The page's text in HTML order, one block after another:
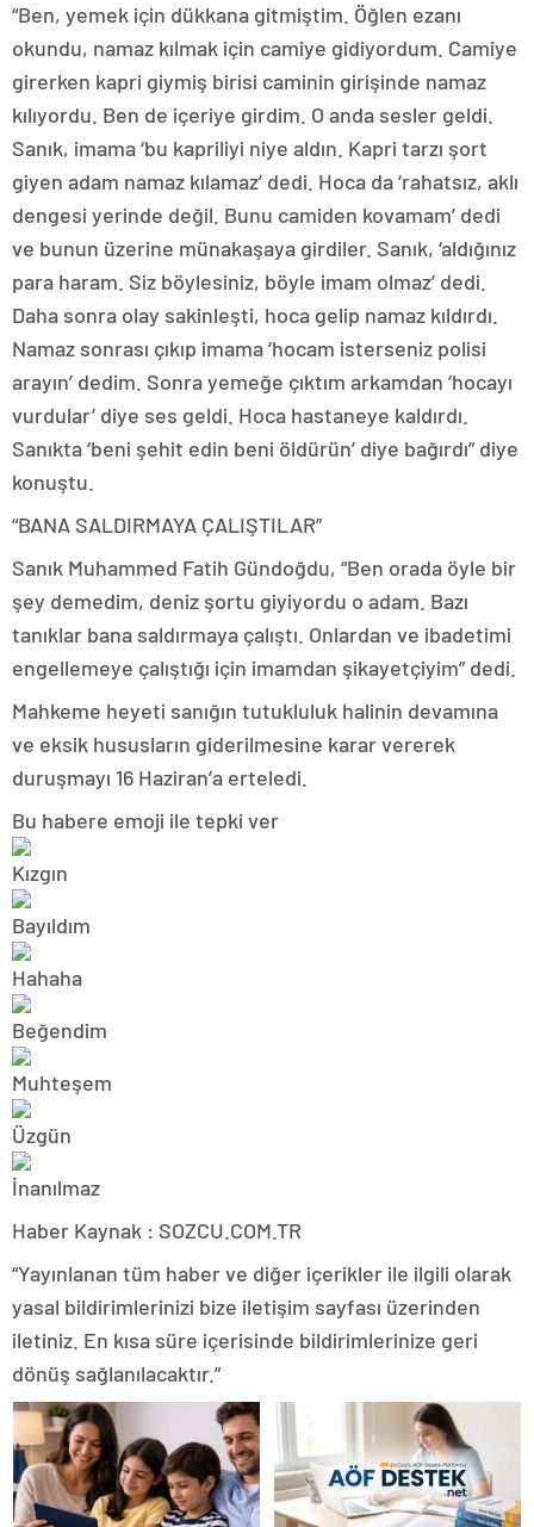
“Ben, yemek için dükkana gitmiştim. Öğlen ezanı
okundu, namaz kılmak için camiye gidiyordum. Camiye
girerken kapri giymiş birisi caminin girişinde namaz
kılıyordu. Ben de içeriye girdim. O anda sesler geldi.
Sanık, imama ‘bu kapriliyi niye aldın. Kapri tarzı şort
giyen adam namaz kılamaz’ dedi. Hoca da ‘rahatsız, aklı
dengesi yerinde değil. Bunu camiden kovamam’ dedi
ve bunun üzerine münakaşaya girdiler. Sanık, ‘aldığınız
para haram. Siz böylesiniz, böyle imam olmaz’ dedi.
Daha sonra olay sakinleşti, hoca gelip namaz kıldırdı.
Namaz sonrası çıkıp imama ‘hocam isterseniz polisi
arayın’ dedim. Sonra yemeğe çıktım arkamdan ‘hocayı
vurdular’ diye ses geldi. Hoca hastaneye kaldırdı.
Sanıkta ‘beni şehit edin beni öldürün’ diye bağırdı” diye
konuştu.
“BANA SALDIRMAYA ÇALIŞTILAR”
Sanık Muhammed Fatih Gündoğdu, “Ben orada öyle bir
şey demedim, deniz şortu giyiyordu o adam. Bazı
tanıklar bana saldırmaya çalıştı. Onlardan ve ibadetimi
engellemeye çalıştığı için imamdan şikayetçiyim” dedi.
Mahkeme heyeti sanığın tutukluluk halinin devamına
ve eksik hususların giderilmesine karar vererek
duruşmayı 16 Haziran’a erteledi.
Bu habere emoji ile tepki ver
Haber Kaynak : SOZCU.COM.TR
“Yayınlanan tüm haber ve diğer içerikler ile ilgili olarak
yasal bildirimlerinizi bize iletişim sayfası üzerinden
iletiniz. En kısa süre içerisinde bildirimlerinize geri
dönüş sağlanılacaktır.”